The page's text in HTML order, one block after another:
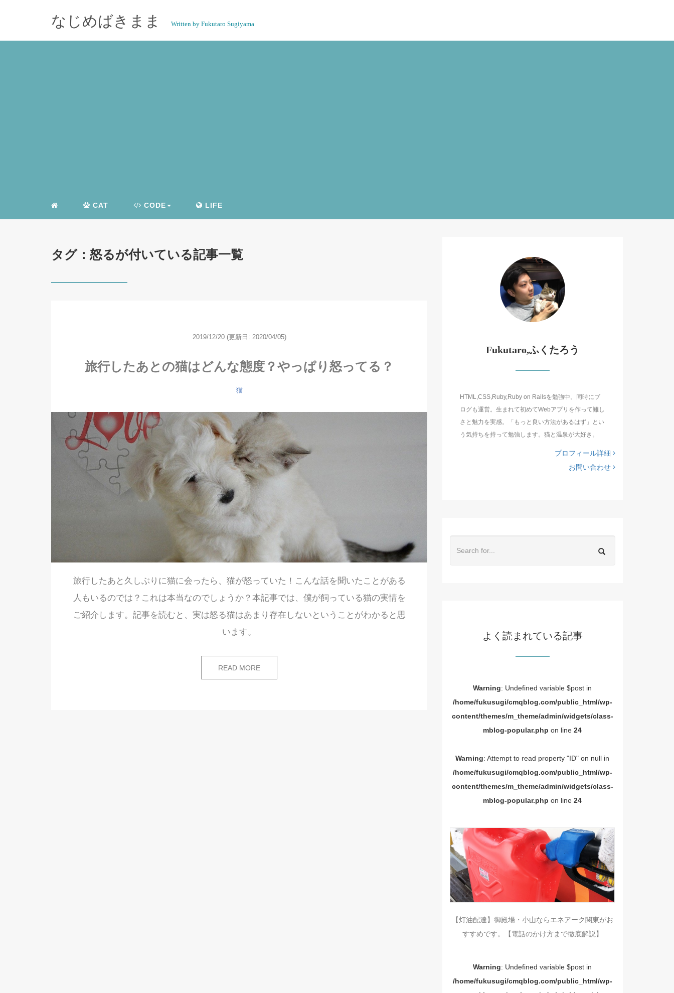
なじめばきまま Written by Fukutaro Sugiyama
CAT CODE LIFE
タグ：怒るが付いている記事一覧
2019/12/20 (更新日: 2020/04/05)
旅行したあとの猫はどんな態度？やっぱり怒ってる？
猫
旅行したあと久しぶりに猫に会ったら、猫が怒っていた！こんな話を聞いたことがある
人もいるのでは？これは本当なのでしょうか？本記事では、僕が飼っている猫の実情を
ご紹介します。記事を読むと、実は怒る猫はあまり存在しないということがわかると思
います。
READ MORE
Fukutaro,ふくたろう
HTML,CSS,Ruby,Ruby on Railsを勉強中。同時にブ
ログも運営。生まれて初めてWebアプリを作って難し
さと魅力を実感。「もっと良い方法があるはず」とい
う気持ちを持って勉強します。猫と温泉が大好き。
プロフィール詳細
お問い合わせ
よく読まれている記事
Warning: Undefined variable $post in
/home/fukusugi/cmqblog.com/public_html/wp-
content/themes/m_theme/admin/widgets/class-
mblog-popular.php on line24
Warning: Attempt to read property "ID" on null in
/home/fukusugi/cmqblog.com/public_html/wp-
content/themes/m_theme/admin/widgets/class-
mblog-popular.php on line24
【灯油配達】御殿場・小山ならエネアーク関東がお
すすめです。【電話のかけ方まで徹底解説】
Warning: Undefined variable $post in
/home/fukusugi/cmqblog.com/public_html/wp-